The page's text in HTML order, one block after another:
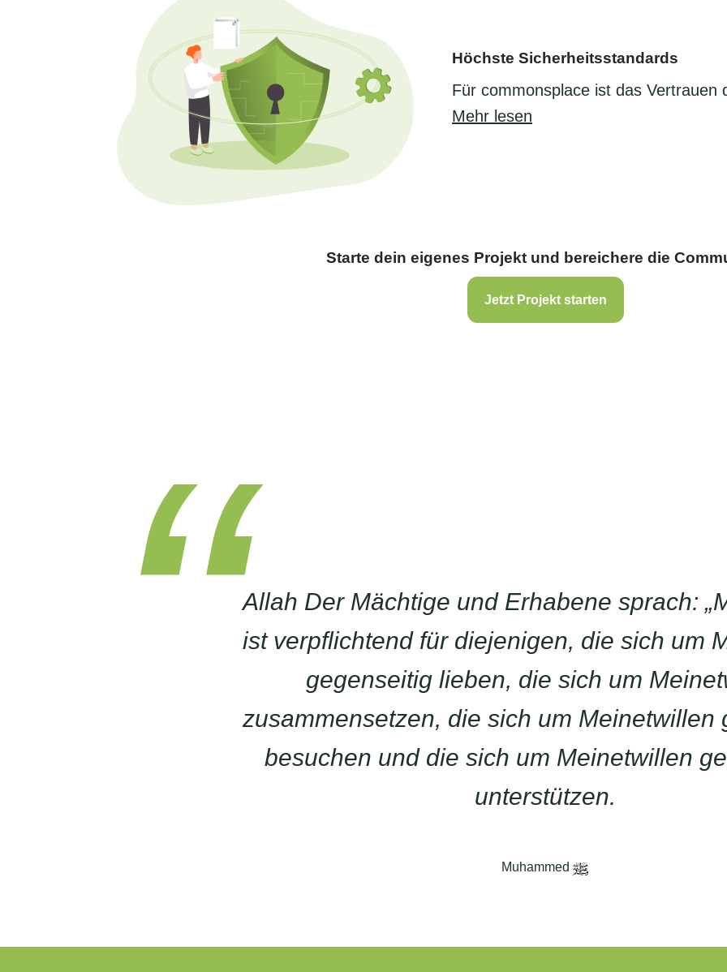
Höchste Sicherheitsstandards
Für commonsplace ist das Vertrauen
Mehr lesen
Starte dein eigenes Projekt und bereichere die
Jetzt Projekt starten
Allah Der Mächtige und Erhabene sprach:
ist verpflichtend für diejenigen, die sich um
gegenseitig lieben, die sich um
zusammensetzen, die sich um Meinetwillen
besuchen und die sich um Meinetwillen
unterstützen.
Muhammed